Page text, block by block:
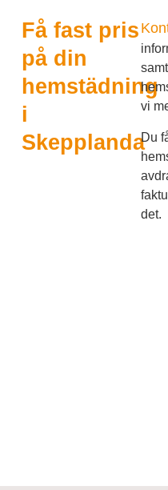
Få fast pris
på din
hemstädning
i
Skepplanda
vi
Du
det.